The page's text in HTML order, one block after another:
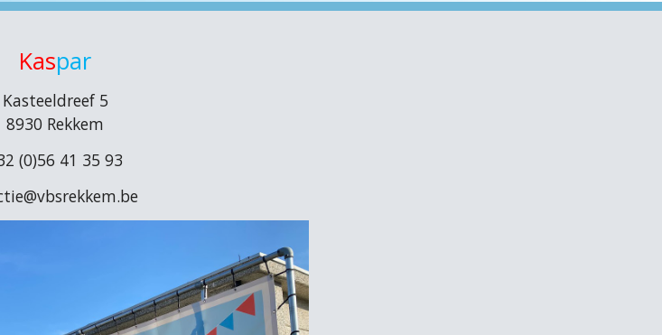
Kaspar
Kasteeldreef 5
8930 Rekkem
(0)56 41 35 93